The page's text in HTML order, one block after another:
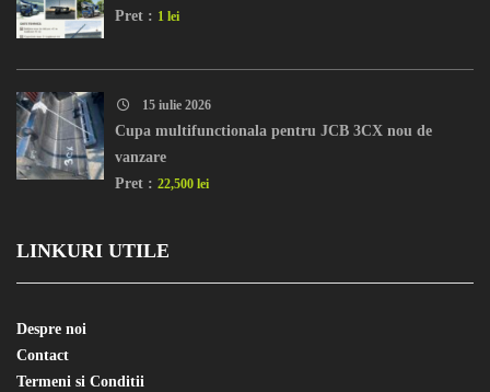
Pret : 1 lei
15 iulie 2026
Cupa multifunctionala pentru JCB 3CX nou de
vanzare
Pret : 22,500 lei
LINKURI UTILE
Despre noi
Contact
Termeni si Conditii